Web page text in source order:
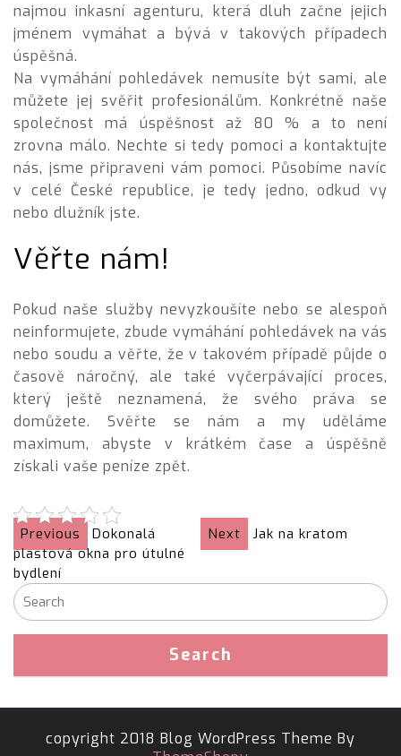
najmou inkasní agenturu, která dluh začne jejich
jménem vymáhat a bývá v takových případech
úspěšná.
Na vymáhání pohledávek nemusíte být sami, ale
můžete jej svěřit profesionálům. Konkrétně naše
společnost má úspěšnost až 80 % a to není
zrovna málo. Nechte si tedy pomoci a kontaktujte
nás, jsme připraveni vám pomoci. Působíme navíc
v celé České republice, je tedy jedno, odkud vy
nebo dlužník jste.
Věřte nám!
Pokud naše služby nevyzkoušíte nebo se alespoň
neinformujete, zbudevymáhání pohledávek na vás
nebo soudu a věřte, že v takovém případě půjde o
časově náročný, ale také vyčerpávající proces,
který ještě neznamená, že svého práva se
domůžete. Svěřte se nám a my uděláme
maximum, abyste v krátkém čase a úspěšně
získali vaše peníze zpět.
Previous
Dokonalá
plastová okna pro útulné
bydlení
Next Jak na kratom
copyright 2018 Blog WordPress Theme By